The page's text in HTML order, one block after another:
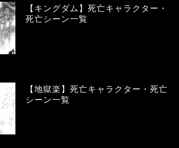
【キングダム】死亡キャラクター・
死亡シーン一覧
【地獄楽】死亡キャラクター・死亡
シーン一覧